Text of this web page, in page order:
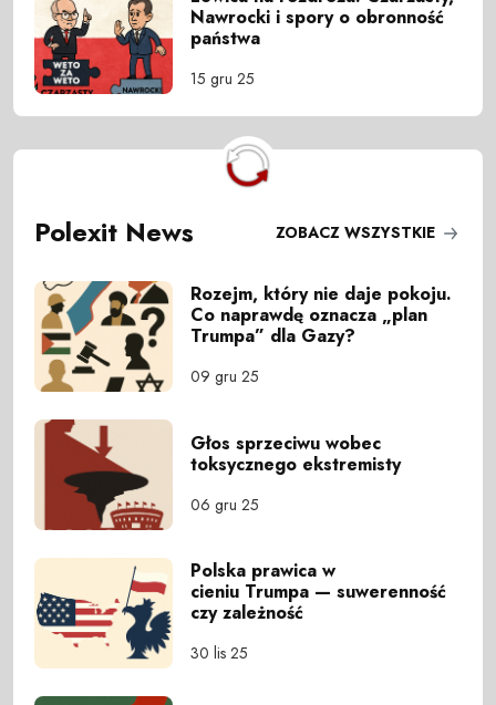
Nawrocki i spory o obronność
państwa
15 gru 25
Polexit News ZOBACZ WSZYSTKIE
Rozejm, który nie daje pokoju.
Co naprawdę oznacza „plan
Trumpa” dla Gazy?
09 gru 25
Głos sprzeciwu wobec
toksycznego ekstremisty
06 gru 25
Polska prawica w
cieniu Trumpa — suwerenność
czy zależność
30 lis 25